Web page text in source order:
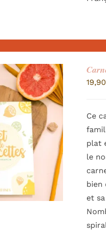
19,90
Ce
plat
le
bien
et